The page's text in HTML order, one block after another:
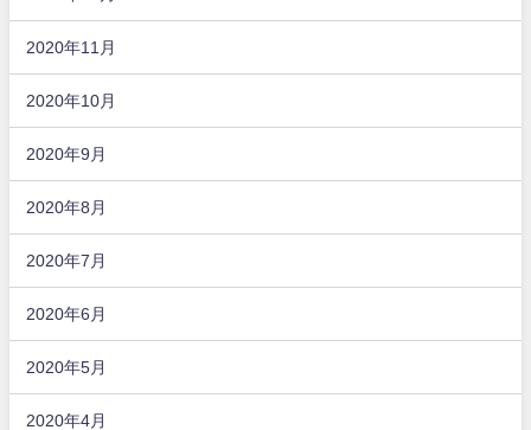
2020年11月
2020年10月
2020年9月
2020年8月
2020年7月
2020年6月
2020年5月
2020年4月